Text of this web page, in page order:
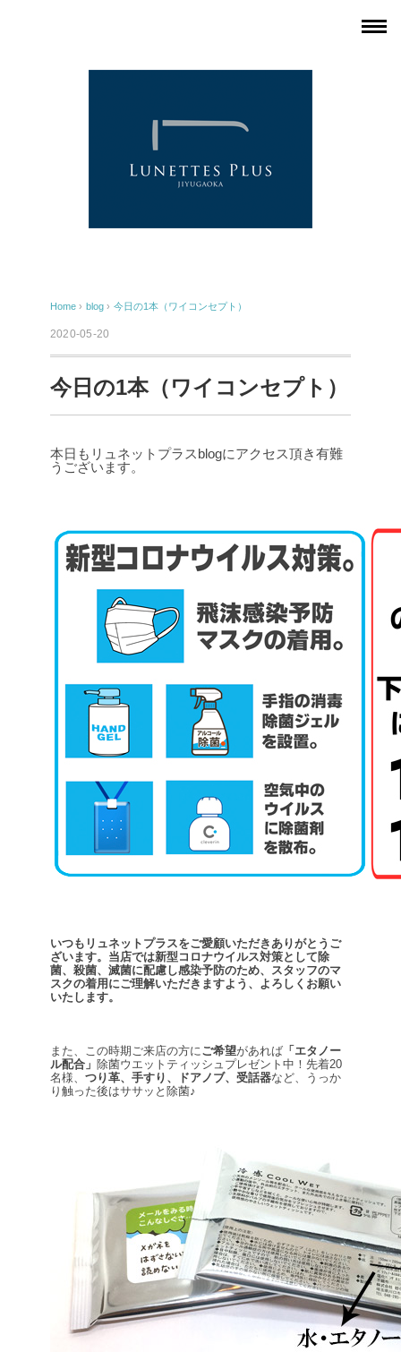
Home › blog › 今日の1本（ワイコンセプト）
2020-05-20
今日の1本（ワイコンセプト）
本日もリュネットプラスblogにアクセス頂き有難
うございます。
いつもリュネットプラスをご愛顧いただきありがとうご
ざいます。 当店では新型コロナウイルス対策として除
菌、殺菌、滅菌に配慮し感染予防のため、スタッフのマ
スクの着用にご理解いただきますよう、よろしくお願い
いたします。
また、この時期ご来店の方にご希望があれば 「エタノー
ル配合」 除菌ウエットティッシュプレゼント中！先着20
名様、 つり革、手すり、ドアノブ、受話器など、うっか
り触った後はササッと除菌♪